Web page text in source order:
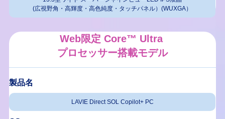
(広視野角・高輝度・高色純度・タッチパネル）(WUXGA）
Web限定 Core™ Ultra
プロセッサー搭載モデル
製品名
LAVIE Direct SOL Copilot+ PC